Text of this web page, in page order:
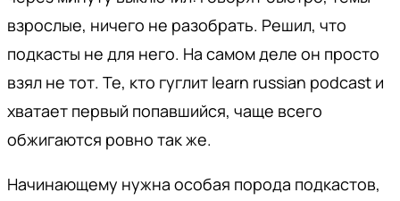
взрослые, ничего не разобрать. Решил, что
подкасты не для него. На самом деле он просто
взял не тот. Те, кто гуглит learn russian podcast и
хватает первый попавшийся, чаще всего
обжигаются ровно так же.
Начинающему нужна особая порода подкастов,